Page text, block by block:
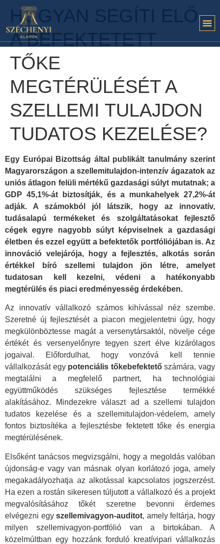
HOGYAN SEGÍTI ELŐ
A BEFEKTETETT
TŐKE
MEGTÉRÜLÉSÉT A
SZELLEMI TULAJDON
TUDATOS KEZELÉSE?
Egy Európai Bizottság által publikált tanulmány szerint
Magyarországon a szellemitulajdon-intenzív ágazatok az
uniós átlagon felüli mértékű gazdasági súlyt mutatnak; a
GDP 45,1%-át biztosítják, és a munkahelyek 27,2%-át
adják. A számokból jól látszik, hogy az innovatív,
tudásalapú termékeket és szolgáltatásokat fejlesztő
cégek egyre nagyobb súlyt képviselnek a gazdasági
életben és ezzel együtt a befektetők portfóliójában is. Az
innováció velejárója, hogy a fejlesztés, alkotás során
értékkel bíró szellemi tulajdon jön létre, amelyet
tudatosan kell kezelni, védeni a hatékonyabb
megtérülés és piaci eredményesség érdekében.
Az innovatív vállalkozó számos kihívással néz szembe.
Szeretné új fejlesztését a piacon megjelentetni úgy, hogy
megkülönböztesse magát a versenytársaktól, növelje cége
értékét és versenyelőnyre tegyen szert élve kizárólagos
jogaival. Előfordulhat, hogy vonzóvá kell tennie
vállalkozását egy potenciális tőkebefektetőszámára, vagy
megtalálni a megfelelő partnert, ha technológiai
együttműködés szükséges fejlesztése termékké
alakításához. Mindezekre választ ad a szellemi tulajdon
tudatos kezelése és a szellemitulajdon-védelem, amely
fontos biztosítéka a fejlesztésbe fektetett tőke és energia
megtérülésének.
Elsőként tanácsos megvizsgálni, hogy a megoldás valóban
újdonság-e vagy van másnak olyan korlátozó joga, amely
megakadályozhatja az alkotással kapcsolatos jogszerzést.
Ha ezen a rostán sikeresen túljutott a vállalkozó és a projekt
megvalósításához tőkét szeretne bevonni érdemes
elvégezni egyszellemivagyon-auditot, amely feltárja, hogy
milyen szellemivagyon-portfólió van a birtokában. A
közelmúltban egy hozzánk forduló kreatívipari vállalkozás